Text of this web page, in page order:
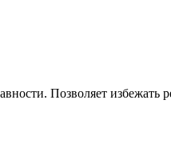
Позволяет избежать